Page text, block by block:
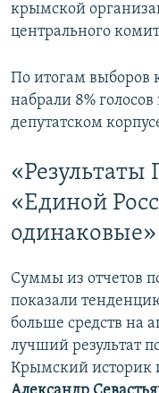
крымской
центрального
По итогам
набрали 8%
депутатском
«Результаты
«Единой
одинаковые»
Суммы из отчетов
показали
больше средств на
лучший результат
Крымский историк